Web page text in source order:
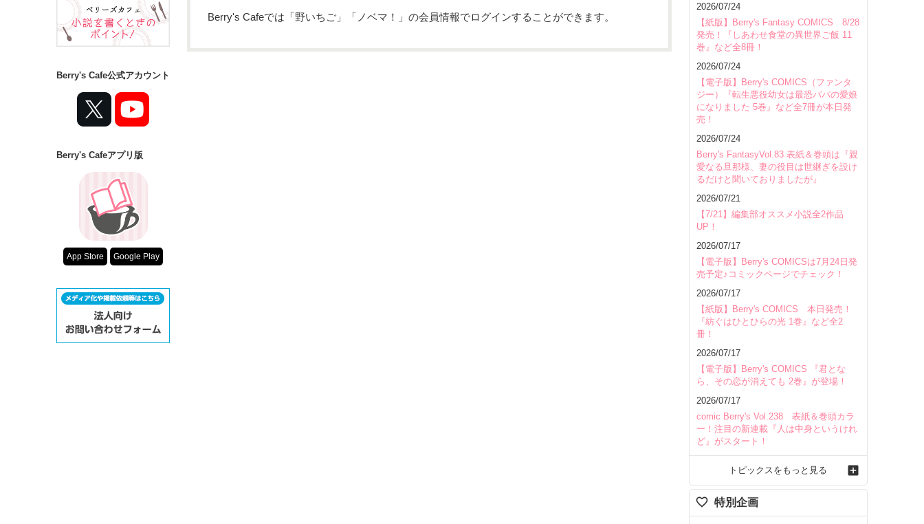
Berry's Cafeでは「野いちご」「ノベマ！」の会員情報でログインすることができます。
Berry's Cafe公式アカウント
Berry's Cafeアプリ版
App Store Google Play
2026/07/24
【紙版】Berry's Fantasy COMICS 8/28
発売！『しあわせ食堂の異世界ご飯 11
巻』など全8冊！
2026/07/24
【電子版】Berry's COMICS（ファンタ
ジー）『転生悪役幼女は最恐パパの愛娘
になりました 5巻』など全7冊が本日発
売！
2026/07/24
Berry's FantasyVol.83 表紙＆巻頭は『親
愛なる旦那様、妻の役目は世継ぎを設け
るだけと聞いておりましたが』
2026/07/21
【7/21】編集部オススメ小説全2作品
UP！
2026/07/17
【電子版】Berry's COMICSは7月24日発
売予定♪コミックページでチェック！
2026/07/17
【紙版】Berry's COMICS 本日発売！
『紡ぐはひとひらの光 1巻』など全2
冊！
2026/07/17
【電子版】Berry's COMICS 『君とな
ら、その恋が消えても 2巻』が登場！
2026/07/17
comic Berry's Vol.238 表紙＆巻頭カラ
ー！注目の新連載『人は中身というけれ
ど』がスタート！
トピックスをもっと見る
特別企画